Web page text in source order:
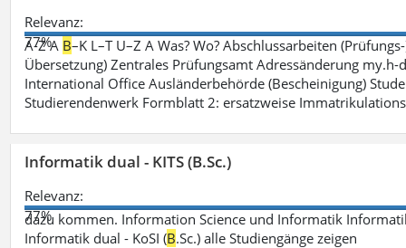
Relevanz:
77%
A-Z A B–K L–T U–Z A Was? Wo? Abschlussarbeiten
Übersetzung) Zentrales Prüfungsamt Adressänderung
International Office Ausländerbehörde (Bescheinigung)
Studierendenwerk Formblatt 2: ersatzweise
Informatik dual - KITS (B.Sc.)
Relevanz:
77%
dazu kommen. Information Science und Informatik
Informatik dual - KoSI (B.Sc.) alle Studiengänge zeigen